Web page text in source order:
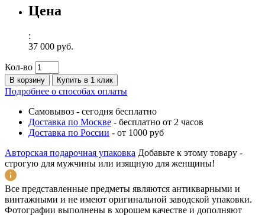
Цена
:
37 000 руб.
Кол-во
В корзину Купить в 1 клик
Подробнее о способах оплаты
Самовывоз - сегодня бесплатно
Доставка по Москве - бесплатно от 2 часов
Доставка по России - от 1000 руб
Авторская подарочная упаковка Добавьте к этому товару -
строгую для мужчины или изящную для женщины!
Все представленные предметы являются антикварными и
винтажными и не имеют оригинальной заводской упаковки.
Фотографии выполнены в хорошем качестве и дополняют